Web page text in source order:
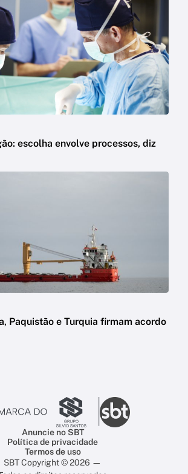
escolha envolve processos, diz
Paquistão e Turquia firmam acordo
Anuncie no SBT
Política de privacidade
Termos de uso
SBT Copyright © 2026 —